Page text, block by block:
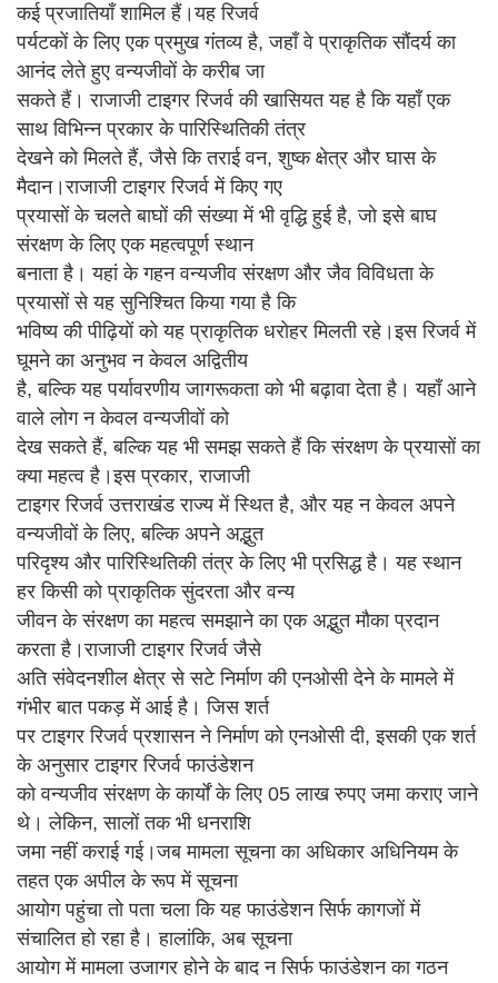
कई प्रजातियाँ शामिल हैं।यह रिजर्व
पर्यटकों के लिए एक प्रमुख गंतव्य है, जहाँ वे प्राकृतिक सौंदर्य का
आनंद लेते हुए वन्यजीवों के करीब जा
सकते हैं। राजाजी टाइगर रिजर्व की खासियत यह है कि यहाँ एक
साथ विभिन्न प्रकार के पारिस्थितिकी तंत्र
देखने को मिलते हैं, जैसे कि तराई वन, शुष्क क्षेत्र और घास के
मैदान।राजाजी टाइगर रिजर्व में किए गए
प्रयासों के चलते बाघों की संख्या में भी वृद्धि हुई है, जो इसे बाघ
संरक्षण के लिए एक महत्वपूर्ण स्थान
बनाता है। यहां के गहन वन्यजीव संरक्षण और जैव विविधता के
प्रयासों से यह सुनिश्चित किया गया है कि
भविष्य की पीढ़ियों को यह प्राकृतिक धरोहर मिलती रहे।इस रिजर्व में
घूमने का अनुभव न केवल अद्वितीय
है, बल्कि यह पर्यावरणीय जागरूकता को भी बढ़ावा देता है। यहाँ आने
वाले लोग न केवल वन्यजीवों को
देख सकते हैं, बल्कि यह भी समझ सकते हैं कि संरक्षण के प्रयासों का
क्या महत्व है।इस प्रकार, राजाजी
टाइगर रिजर्व उत्तराखंड राज्य में स्थित है, और यह न केवल अपने
वन्यजीवों के लिए, बल्कि अपने अद्भुत
परिदृश्य और पारिस्थितिकी तंत्र के लिए भी प्रसिद्ध है। यह स्थान
हर किसी को प्राकृतिक सुंदरता और वन्य
जीवन के संरक्षण का महत्व समझाने का एक अद्भुत मौका प्रदान
करता है।राजाजी टाइगर रिजर्व जैसे
अति संवेदनशील क्षेत्र से सटे निर्माण की एनओसी देने के मामले में
गंभीर बात पकड़ में आई है। जिस शर्त
पर टाइगर रिजर्व प्रशासन ने निर्माण को एनओसी दी, इसकी एक शर्त
के अनुसार टाइगर रिजर्व फाउंडेशन
को वन्यजीव संरक्षण के कार्यों के लिए 05 लाख रुपए जमा कराए जाने
थे। लेकिन, सालों तक भी धनराशि
जमा नहीं कराई गई।जब मामला सूचना का अधिकार अधिनियम के
तहत एक अपील के रूप में सूचना
आयोग पहुंचा तो पता चला कि यह फाउंडेशन सिर्फ कागजों में
संचालित हो रहा है। हालांकि, अब सूचना
आयोग में मामला उजागर होने के बाद न सिर्फ फाउंडेशन का गठन